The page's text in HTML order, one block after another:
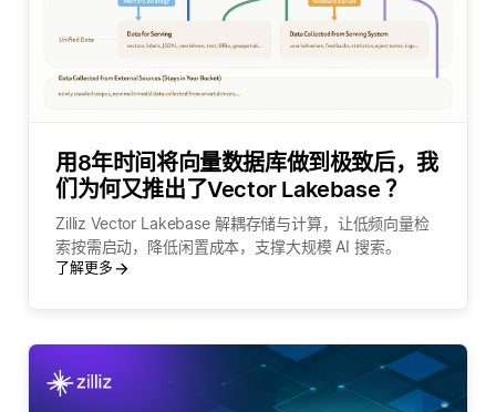
用8年时间将向量数据库做到极致后，我
们为何又推出了Vector Lakebase ？
Zilliz Vector Lakebase 解耦存储与计算，让低频向量检
索按需启动，降低闲置成本，支撑大规模 AI 搜索。
了解更多